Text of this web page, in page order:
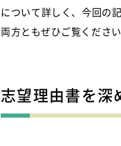
について詳しく、今回の
両方ともぜひご覧ください
志望理由書を深